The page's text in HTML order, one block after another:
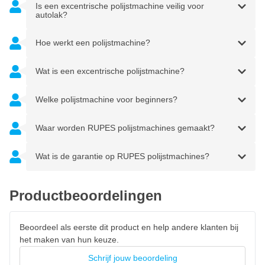
LED-indicator
de accu te controleren.
Beschermkap
polijsten.
97 graden hoek
Geoptimaliseerd voor de prestaties en het comfort van
Aan/Uit en toerentalregelaar
standen.
Is een excentrische polijstmachine veilig voor
autolak?
Hoe werkt een polijstmachine?
Wat is een excentrische polijstmachine?
Welke polijstmachine voor beginners?
Waar worden RUPES polijstmachines gemaakt?
Wat is de garantie op RUPES polijstmachines?
Productbeoordelingen
Beoordeel als eerste dit product en help andere klanten bij
het maken van hun keuze.
Schrijf jouw beoordeling